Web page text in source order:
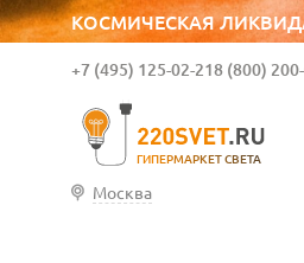
КОСМИЧЕСКАЯ
ГИПЕРМАРКЕТ СВЕТА
+7 (495) 125-02-218 (800)
Москва